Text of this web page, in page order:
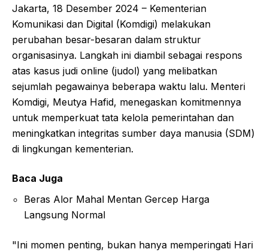
Jakarta, 18 Desember 2024 – Kementerian
Komunikasi dan Digital (Komdigi) melakukan
perubahan besar-besaran dalam struktur
organisasinya. Langkah ini diambil sebagai respons
atas kasus judi online (judol) yang melibatkan
sejumlah pegawainya beberapa waktu lalu. Menteri
Komdigi, Meutya Hafid, menegaskan komitmennya
untuk memperkuat tata kelola pemerintahan dan
meningkatkan integritas sumber daya manusia (SDM)
di lingkungan kementerian.
Baca Juga
Beras Alor Mahal Mentan Gercep Harga
Langsung Normal
"Ini momen penting, bukan hanya memperingati Hari